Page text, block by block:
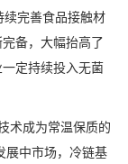
续完善食品接触材
备，大幅抬高了
定持续投入无菌
成为常温保质的
展中市场，冷链基